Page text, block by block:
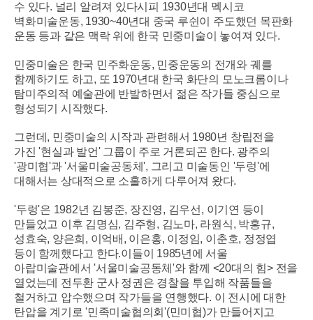
수 있다. 널리 알려져 있다시피 1930년대 멕시코
벽화미술운동, 1930~40년대 중국 루쉰이 주도했던 목판화
운동 등과 같은 맥락 위에 한국 민중미술이 놓여져 있다.
민중미술은 한국 민주화운동, 민중운동의 전개와 궤를
함께하기도 하고, 또 1970년대 한국 화단의 모노크롬이나
탐미주의적 예술관에 반발하면서 젊은 작가들 중심으로
형성되기 시작했다.
그런데, 민중미술의 시작과 관련해서 1980년 창립전을
가진 '현실과 발언' 그룹이 주로 거론되곤 한다. 광주의
'광미협'과 '서울미술공동체', 그리고 미술동인 '두렁'에
대해서는 상대적으로 소홀하게 다루어져 왔다.
'두렁'은 1982년 김봉준, 장진영, 김우선, 이기연 등이
만들었고 이후 김명심, 김주형, 김노마, 라원식, 박홍규,
성효숙, 양은희, 이억배, 이은홍, 이정임, 이춘호, 정정엽
등이 함께했다고 한다.이들이 1985년에 서울
아랍미술관에서 '서울미술공동체'와 함께 <20대의 힘> 전을
열었는데 전두환 군사 정권은 경찰을 투입해 작품들을
철거하고 압수했으며 작가들을 연행했다. 이 전시에 대한
탄압을 계기로 '민족미술협의회'(민미협)가 만들어지고